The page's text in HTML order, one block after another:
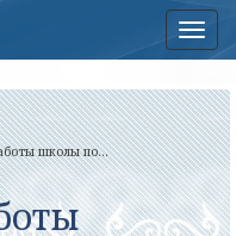
школы по...